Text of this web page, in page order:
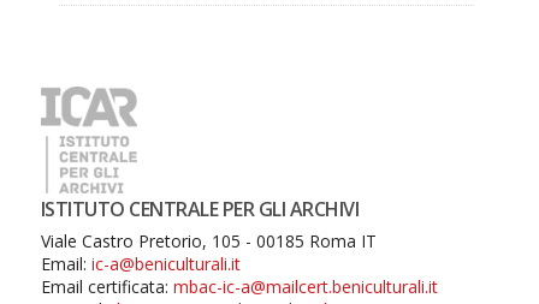
ISTITUTO CENTRALE PER GLI ARCHIVI
Viale Castro Pretorio, 105 - 00185 Roma IT
Email: ic-a@beniculturali.it
Email certificata: mbac-ic-a@mailcert.beniculturali.it